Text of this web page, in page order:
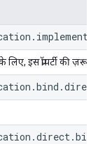
इस प्रॉपर्टी की